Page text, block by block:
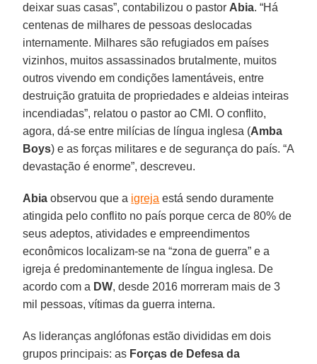
deixar suas casas”, contabilizou o pastor Abia. “Há
centenas de milhares de pessoas deslocadas
internamente. Milhares são refugiados em países
vizinhos, muitos assassinados brutalmente, muitos
outros vivendo em condições lamentáveis, entre
destruição gratuita de propriedades e aldeias inteiras
incendiadas”, relatou o pastor ao CMI. O conflito,
agora, dá-se entre milícias de língua inglesa (Amba
Boys) e as forças militares e de segurança do país. “A
devastação é enorme”, descreveu.
Abia observou que a igreja está sendo duramente
atingida pelo conflito no país porque cerca de 80% de
seus adeptos, atividades e empreendimentos
econômicos localizam-se na “zona de guerra” e a
igreja é predominantemente de língua inglesa. De
acordo com a DW, desde 2016 morreram mais de 3
mil pessoas, vítimas da guerra interna.
As lideranças anglófonas estão divididas em dois
grupos principais: as Forças de Defesa da